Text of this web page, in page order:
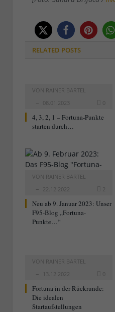
RELATED POSTS
VON RAINER BARTEL
08.01.2023
0
4, 3, 2, 1 – Fortuna-Punkte
starten durch…
VON RAINER BARTEL
22.12.2022
2
Neu ab 9. Januar 2023: Unser
F95-Blog „Fortuna-
Punkte…“
VON RAINER BARTEL
13.12.2022
0
Fortuna in der Rückrunde:
Die idealen
Startaufstellungen